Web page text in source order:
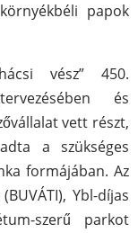
papok
vész” 450.
és
vett részt,
a szükséges
formájában. Az
Ybl-díjas
szerű parkot